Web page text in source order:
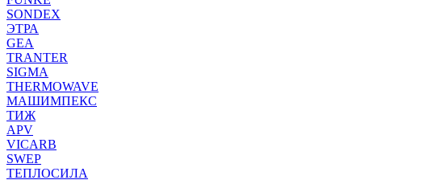
SONDEX
ЭТРА
GEA
TRANTER
SIGMA
THERMOWAVE
МАШИМПЕКС
ТИЖ
APV
VICARB
SWEP
ТЕПЛОСИЛА